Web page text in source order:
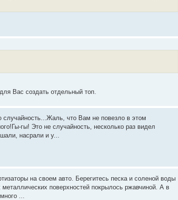
Вас создать отдельный топ.
что Вам не повезло в этом
гы! Это не случайность, несколько раз видел
насрали и у...
на своем авто. Берегитесь песка и соленой воды
поверхностей покрылось ржавчиной. А в
...